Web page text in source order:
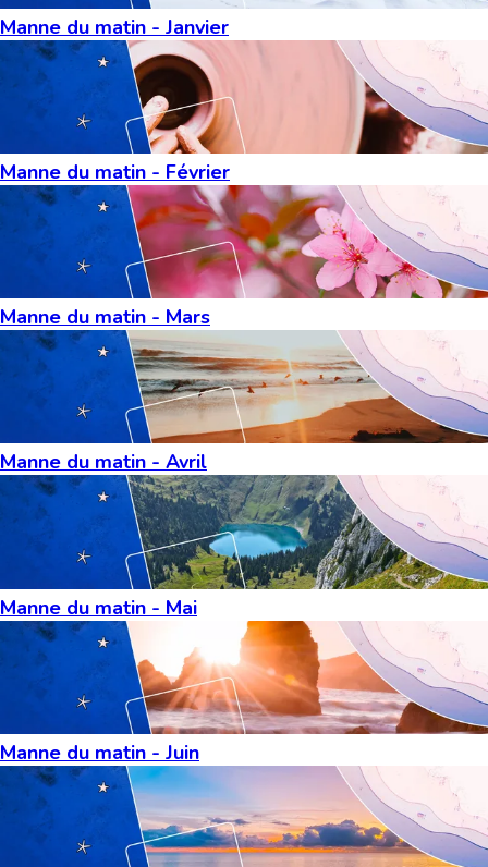
Manne du matin - Janvier
Manne du matin - Février
Manne du matin - Mars
Manne du matin - Avril
Manne du matin - Mai
Manne du matin - Juin